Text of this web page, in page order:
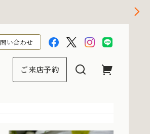
問い合わせ
ご来店予約